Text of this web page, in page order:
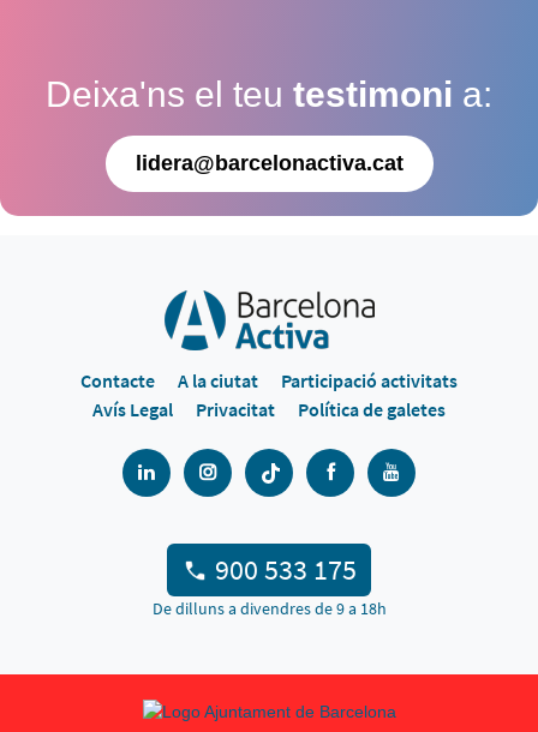
Deixa'ns el teu testimoni a:
lidera@barcelonactiva.cat
Contacte A la ciutat
Participació activitats
Avís Legal
Privacitat Política de galetes
900 533 175
De dilluns a divendres de 9 a 18h